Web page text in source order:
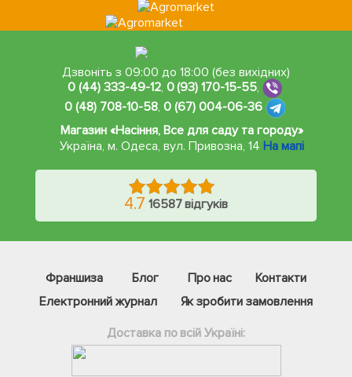
Дзвоніть з 09:00 до 18:00 (без вихідних)
0 (44) 333-49-12, 0 (93) 170-15-55,
0 (48) 708-10-58, 0 (67) 004-06-36
Магазин «Насіння, Все для саду та городу»
Україна, м. Одеса,вул. Привозна, 14 На мапі
4.7 16587 відгуків
Франшиза Блог Про нас
Контакти
Електронний журнал
Як зробити замовлення
Доставка по всій Україні: